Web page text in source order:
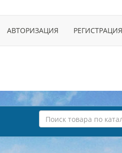
АВТОРИЗАЦИЯ РЕГИСТРАЦИЯ